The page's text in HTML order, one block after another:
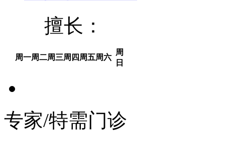
擅长：
周一周二周三周四 周五周六
周
日
专家/特需门诊